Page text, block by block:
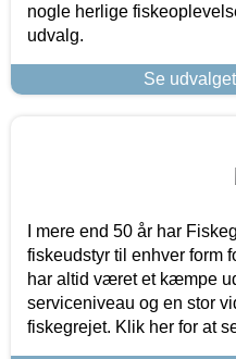
nogle herlige
udvalg.
Se
I mere end 50 år har
fiskeudstyr til enhver form
har altid været et kæmpe
serviceniveau og en stor
fiskegrejet. Klik her for at